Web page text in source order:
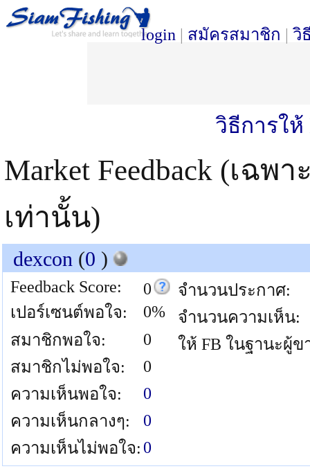
login | สมัครสมาชิก | วิ
วิธีการให้
Market Feedback (เฉ
เท่านั้น)
dexcon (0 )
Feedback Score:
0
เปอร์เซนต์พอใจ:
0%
สมาชิกพอใจ:
0
สมาชิกไม่พอใจ:
0
ความเห็นพอใจ:
0
ความเห็นกลางๆ:
0
ความเห็นไม่พอใจ: 0
จำนวนประกาศ:
จำนวนความเห็น:
ให้ FB ในฐานะผู้ข